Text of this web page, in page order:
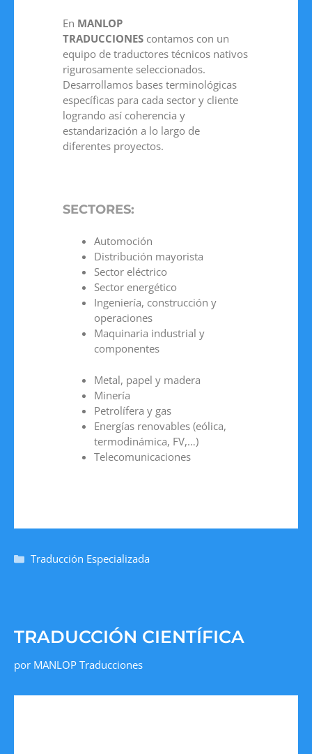
En MANLOP
TRADUCCIONES contamos con un
equipo de traductores técnicos nativos
rigurosamente seleccionados.
Desarrollamos bases terminológicas
específicas para cada sector y cliente
logrando así coherencia y
estandarización a lo largo de
diferentes proyectos.
SECTORES:
Automoción
Distribución mayorista
Sector eléctrico
Sector energético
Ingeniería, construcción y
operaciones
Maquinaria industrial y
componentes
Metal, papel y madera
Minería
Petrolífera y gas
Energías renovables (eólica,
termodinámica, FV,…)
Telecomunicaciones
Traducción Especializada
TRADUCCIÓN CIENTÍFICA
por MANLOP Traducciones